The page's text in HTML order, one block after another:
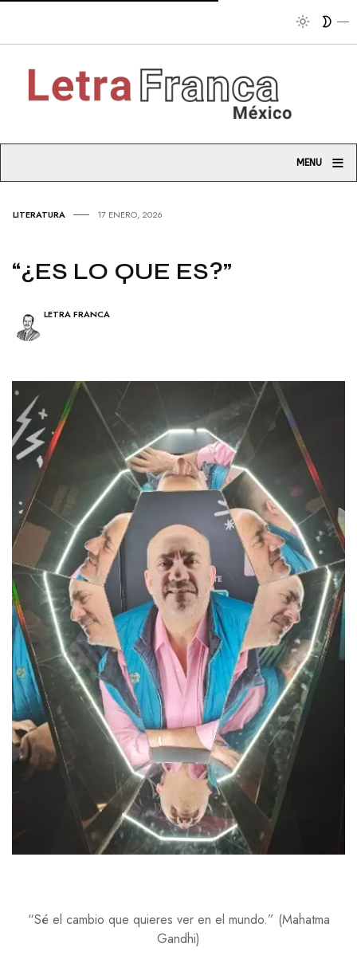
MENU ≡
LITERATURA 17 ENERO, 2026
“¿ES LO QUE ES?”
LETRA FRANCA
“Sé el cambio que quieres ver en el mundo.” (Mahatma
Gandhi)